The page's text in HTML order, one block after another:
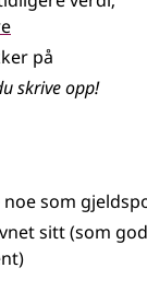
på
skrive opp!
som
sitt (som